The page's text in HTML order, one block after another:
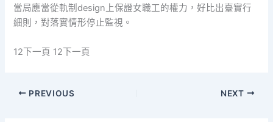
當局應當從軌制design上保證女職工的權力，好比出臺實行
細則，對落實情形停止監視。
12下一頁 12下一頁
PREVIOUS NEXT